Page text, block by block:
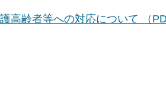
高齢者等への対応について （